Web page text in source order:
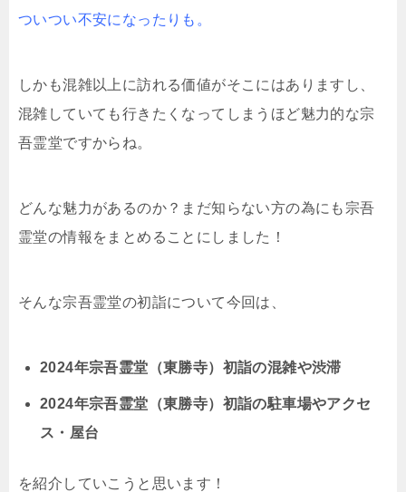
ついつい不安になったりも。
しかも混雑以上に訪れる価値がそこにはありますし、
混雑していても行きたくなってしまうほど魅力的な宗
吾霊堂ですからね。
どんな魅力があるのか？まだ知らない方の為にも宗吾
霊堂の情報をまとめることにしました！
そんな宗吾霊堂の初詣について今回は、
2024年宗吾霊堂（東勝寺）初詣の混雑や渋滞
2024年宗吾霊堂（東勝寺）初詣の駐車場やアクセ
ス・屋台
を紹介していこうと思います！